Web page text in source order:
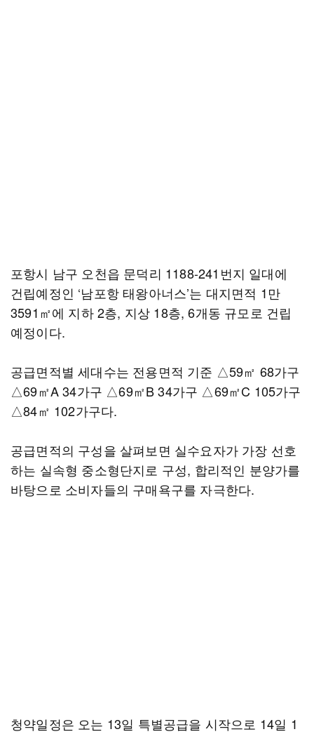
포항시 남구 오천읍 문덕리 1188-241번지 일대에
건립예정인 ‘남포항 태왕아너스’는 대지면적 1만
3591㎡에 지하 2층, 지상 18층, 6개동 규모로 건립
예정이다.
공급면적별 세대수는 전용면적 기준 △59㎡ 68가구
△69㎡A 34가구 △69㎡B 34가구 △69㎡C 105가구
△84㎡ 102가구다.
공급면적의 구성을 살펴보면 실수요자가 가장 선호
하는 실속형 중소형단지로 구성, 합리적인 분양가를
바탕으로 소비자들의 구매욕구를 자극한다.
청약일정은 오는 13일 특별공급을 시작으로 14일 1